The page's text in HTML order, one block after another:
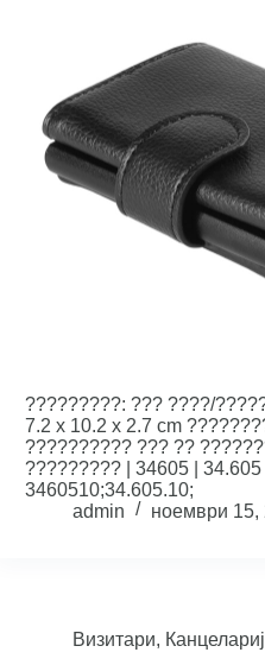
?????????: ??? ????/
7.2 x 10.2 x 2.7 cm
?????????? ??? ??
????????? | 34605 | 34.605 |
3460510;34.605.10;
admin
ноември 15,
Визитари,